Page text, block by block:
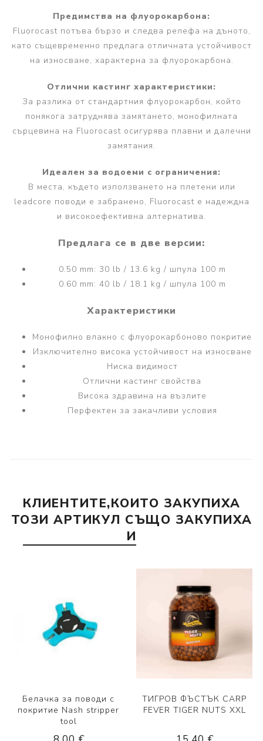
Предимства на флуорокарбона:
Fluorocast потъва бързо и следва релефа на дъното,
като същевременно предлага отличната устойчивост
на износване, характерна за флуорокарбона.
Отлични кастинг характеристики:
За разлика от стандартния флуорокарбон, който
понякога затруднява замятането, монофилната
сърцевина на Fluorocast осигурява плавни и далечни
замятания.
Идеален за водоеми с ограничения:
В места, където използването на плетени или
leadcore поводи е забранено, Fluorocast е надеждна
и високоефективна алтернатива.
Предлага се в две версии:
0.50 mm: 30 lb / 13.6 kg / шпула 100 m
0.60 mm: 40 lb / 18.1 kg / шпула 100 m
Характеристики
Монофилно влакно с флуорокарбоново покритие
Изключително висока устойчивост на износване
Ниска видимост
Отлични кастинг свойства
Висока здравина на възлите
Перфектен за закачливи условия
КЛИЕНТИТЕ,КОИТО ЗАКУПИХА
ТОЗИ АРТИКУЛ СЪЩО ЗАКУПИХА
И
Белачка за поводи с
покритие Nash stripper
tool
ТИГРОВ ФЪСТЪК CARP
FEVER TIGER NUTS XXL